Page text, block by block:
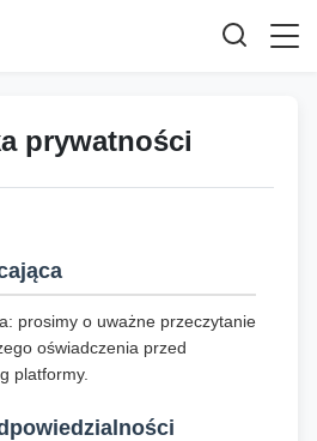
prywatności
prosimy o uważne przeczytanie
oświadczenia przed
platformy.